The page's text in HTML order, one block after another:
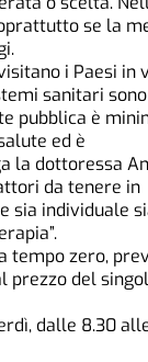
se la
i Paesi in
sanitari sono
pubblica è
ed è
la dottoressa
da tenere in
sia individuale
tempo zero,
prezzo del
dalle 8.30